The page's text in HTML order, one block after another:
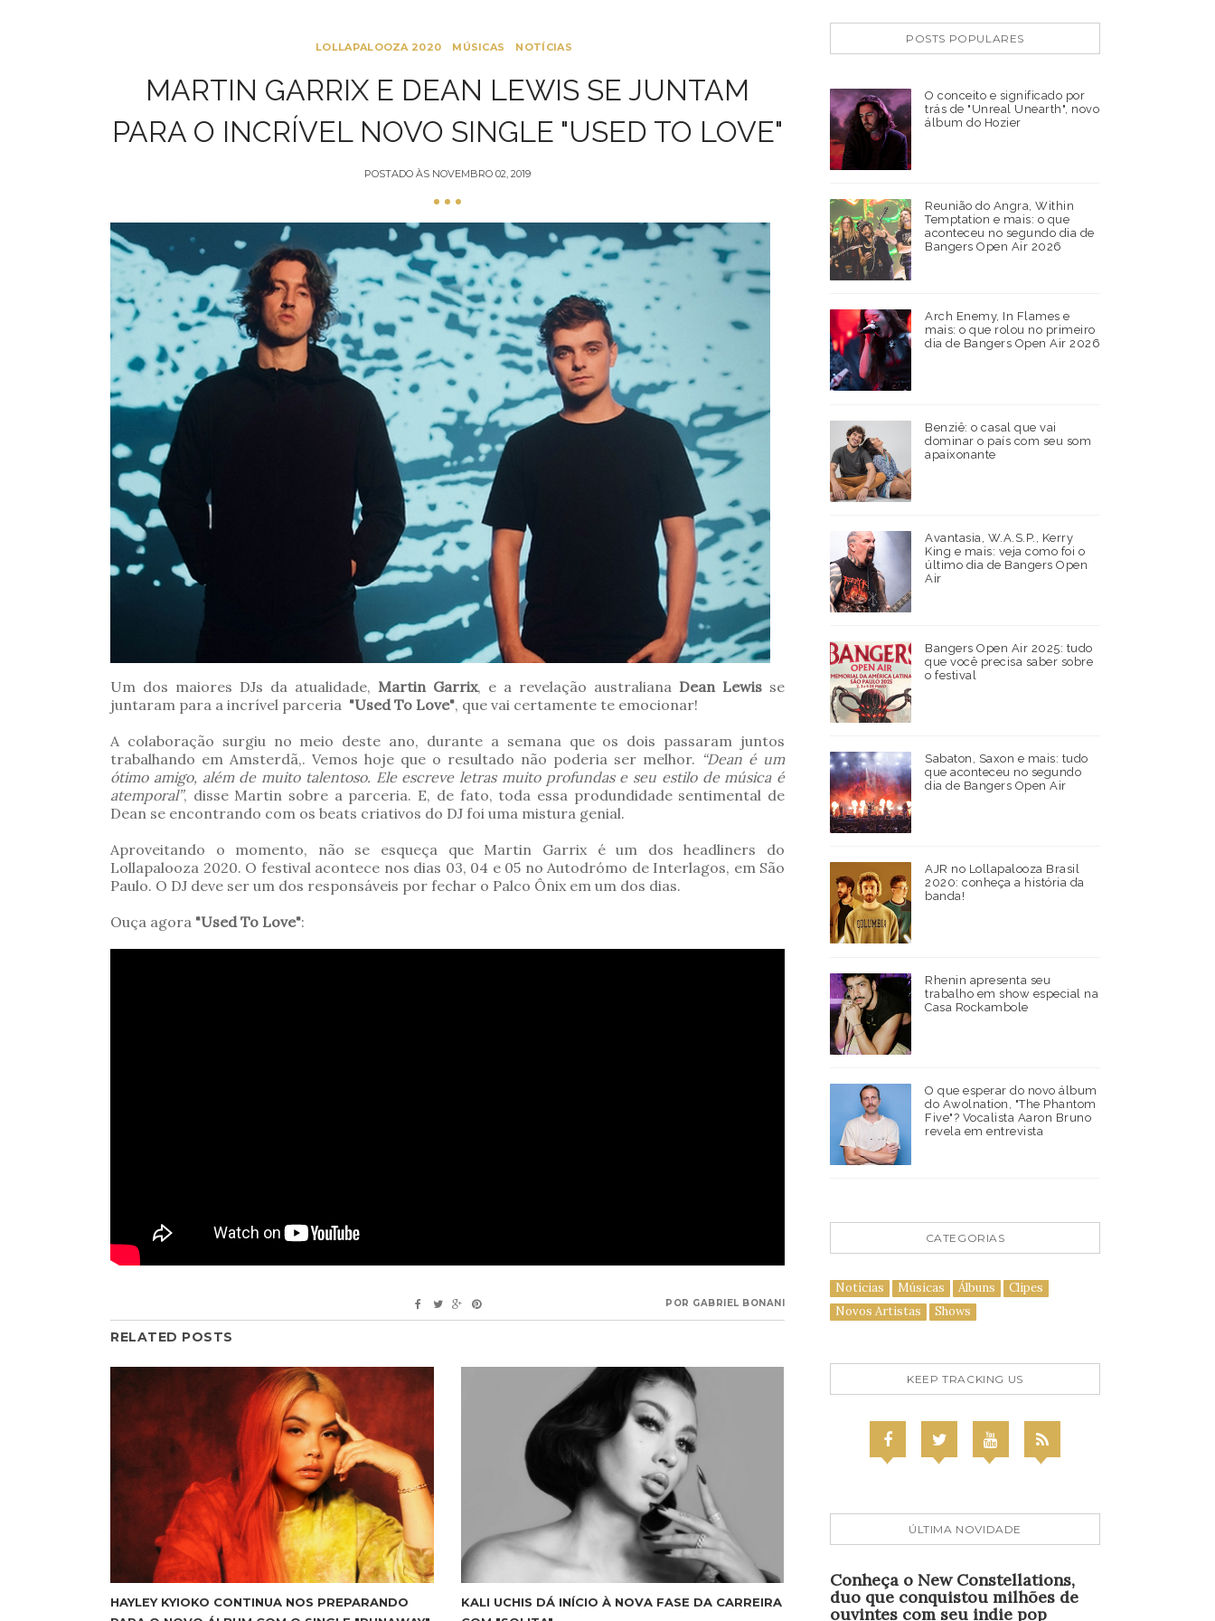
LOLLAPALOOZA 2020 MÚSICAS NOTÍCIAS
MARTIN GARRIX E DEAN LEWIS SE JUNTAM
PARA O INCRÍVEL NOVO SINGLE "USED TO LOVE"
POSTADO ÀS NOVEMBRO 02, 2019
Um dos maiores DJs da atualidade, Martin Garrix, e a revelação australiana Dean Lewis se
juntaram para a incrível parceria "Used To Love", que vai certamente te emocionar!
A colaboração surgiu no meio deste ano, durante a semana que os dois passaram juntos
trabalhando em Amsterdã,. Vemos hoje que o resultado não poderia ser melhor. “Dean é um
ótimo amigo, além de muito talentoso. Ele escreve letras muito profundas e seu estilo de música é
atemporal”, disse Martin sobre a parceria. E, de fato, toda essa produndidade sentimental de
Dean se encontrando com os beats criativos do DJ foi uma mistura genial.
Aproveitando o momento, não se esqueça que Martin Garrix é um dos headliners do
Lollapalooza 2020. O festival acontece nos dias 03, 04 e 05 no Autodrómo de Interlagos, em São
Paulo. O DJ deve ser um dos responsáveis por fechar o Palco Ônix em um dos dias.
Ouça agora "Used To Love":
POR GABRIEL BONANI
RELATED POSTS
HAYLEY KYIOKO CONTINUA NOS PREPARANDO
KALI UCHIS DÁ INÍCIO À NOVA FASE DA CARREIRA
POSTS POPULARES
O conceito e significado por
trás de "Unreal Unearth", novo
álbum do Hozier
Reunião do Angra, Within
Temptation e mais: o que
aconteceu no segundo dia de
Bangers Open Air 2026
Arch Enemy, In Flames e
mais: o que rolou no primeiro
dia de Bangers Open Air 2026
Benziê: o casal que vai
dominar o país com seu som
apaixonante
Avantasia, W.A.S.P., Kerry
King e mais: veja como foi o
último dia de Bangers Open
Air
Bangers Open Air 2025: tudo
que você precisa saber sobre
o festival
Sabaton, Saxon e mais: tudo
que aconteceu no segundo
dia de Bangers Open Air
AJR no Lollapalooza Brasil
2020: conheça a história da
banda!
Rhenin apresenta seu
trabalho em show especial na
Casa Rockambole
O que esperar do novo álbum
do Awolnation, "The Phantom
Five"? Vocalista Aaron Bruno
revela em entrevista
CATEGORIAS
Notícias Músicas Álbuns
Clipes
Novos Artistas
Shows
KEEP TRACKING US
ÚLTIMA NOVIDADE
Conheça o New Constellations,
duo que conquistou milhões de
ouvintes com seu indie pop